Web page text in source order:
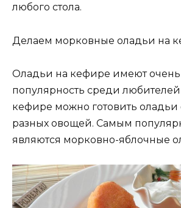
любого стола.
Делаем морковные оладьи на
Оладьи на кефире имеют
популярность среди любителей
кефире можно готовить
разных овощей. Самым
являются морковно-яблочные